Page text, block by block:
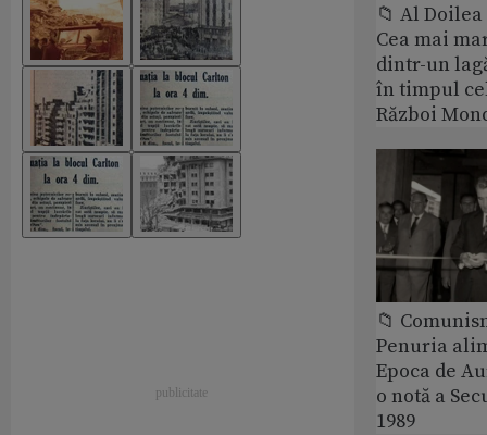
📁 Al
Cea mai
dintr-un
în timpul
Război
📁
Penuria
Epoca de
o notă a
1989